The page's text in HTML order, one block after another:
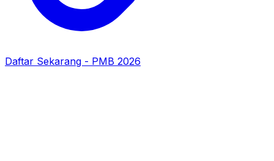
Daftar Sekarang - PMB 2026